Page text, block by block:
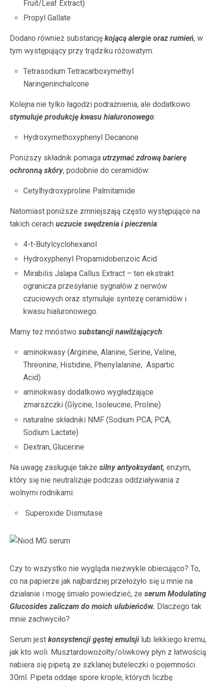
Fruit/Leaf Extract)
Propyl Gallate
Dodano również substancję kojącą alergie oraz rumień, w
tym występujący przy trądziku różowatym:
Tetrasodium Tetracarboxymethyl
Naringeninchalcone
Kolejna nie tylko łagodzi podrażnienia, ale dodatkowo
stymuluje produkcję kwasu hialuronowego:
Hydroxymethoxyphenyl Decanone
Poniższy składnik pomaga utrzymać zdrową barierę
ochronną skóry, podobnie do ceramidów:
Cetylhydroxyproline Palmitamide
Natomiast poniższe zmniejszają często występujące na
takich cerach uczucie swędzenia i pieczenia:
4-t-Butylcyclohexanol
Hydroxyphenyl Propamidobenzoic Acid
Mirabilis Jalapa Callus Extract – ten ekstrakt
ogranicza przesyłanie sygnałów z nerwów
czuciowych oraz stymuluje syntezę ceramidów i
kwasu hialuronowego.
Mamy też mnóstwo substancji nawilżających:
aminokwasy (Arginine, Alanine, Serine, Valine,
Threonine, Histidine, Phenylalanine, Aspartic
Acid)
aminokwasy dodatkowo wygładzające
zmarszczki (Glycine, Isoleucine, Proline)
naturalne składniki NMF (Sodium PCA, PCA,
Sodium Lactate)
Dextran, Glucerine
Na uwagę zasługuje także silny antyoksydant, enzym,
który się nie neutralizuje podczas oddziaływania z
wolnymi rodnikami:
Superoxide Dismutase
Czy to wszystko nie wygląda niezwykle obiecująco? To,
co na papierze jak najbardziej przełożyło się u mnie na
działanie i mogę śmiało powiedzieć, że serum Modulating
Glucosides zaliczam do moich ulubieńców. Dlaczego tak
mnie zachwyciło?
Serum jest konsystencji gęstej emulsjilub lekkiego kremu,
jak kto woli. Musztardowożołty/oliwkowy płyn z łatwością
nabiera się pipetą ze szklanej buteleczki o pojemności
30ml. Pipeta oddaje spore krople, których liczbę